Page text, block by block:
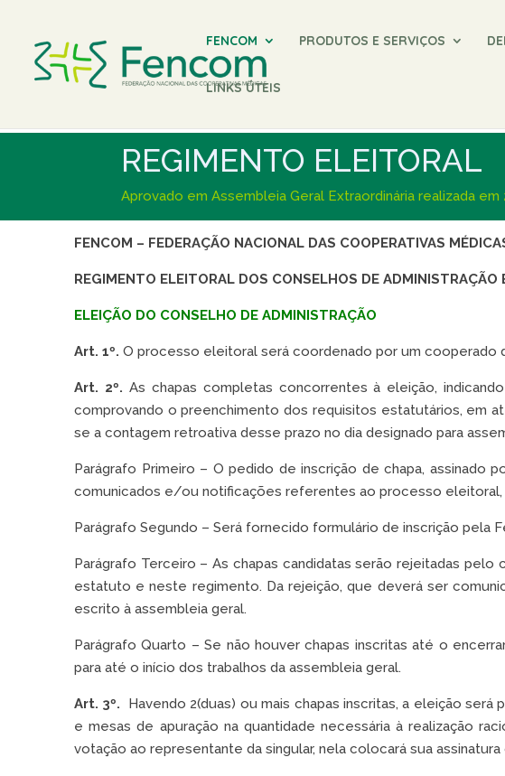
FENCOM PRODUTOS E SERVIÇOS
LINKS ÚTEIS
REGIMENTO ELEITORAL
Aprovado em Assembleia Geral Extraordinária realizada em
FENCOM – FEDERAÇÃO NACIONAL DAS COOPERATIVAS
REGIMENTO ELEITORAL DOS CONSELHOS DE ADMINISTRAÇÃO
ELEIÇÃO DO CONSELHO DE ADMINISTRAÇÃO
Art. 1º. O processo eleitoral será coordenado por um cooperado
Art. 2º. As chapas completas concorrentes à eleição,
comprovando o preenchimento dos requisitos estatutários, em
se a contagem retroativa desse prazo no dia designado para
Parágrafo Primeiro – O pedido de inscrição de chapa,
comunicados e/ou notificações referentes ao processo
Parágrafo Segundo – Será fornecido formulário de inscrição pela
Parágrafo Terceiro – As chapas candidatas serão rejeitadas
estatuto e neste regimento. Da rejeição, que deverá ser
escrito à assembleia geral.
Parágrafo Quarto – Se não houver chapas inscritas até o
para até o início dos trabalhos da assembleia geral.
Art. 3º.
Havendo 2(duas) ou mais chapas inscritas, a eleição
e mesas de apuração na quantidade necessária à realização
votação ao representante da singular, nela colocará sua assinatura